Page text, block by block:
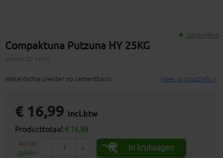
Compaktuna Putzuna HY 25KG
(artikel ID: 1417)
Vergelijken
Waterdichte pleister op cementbasis Meer productinfo »
€ 16,99 incl.btw
Producttotaal:€ 16,99
aantal
zakken
- +
In kruiwagen